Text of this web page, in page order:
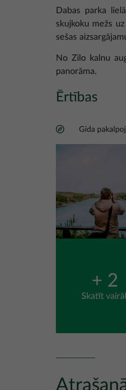
Dabas parka
skujkoku mežs
sešas
No Zilo kalnu
panorāma.
Ērtības
Gida
+ 2
Skatīt